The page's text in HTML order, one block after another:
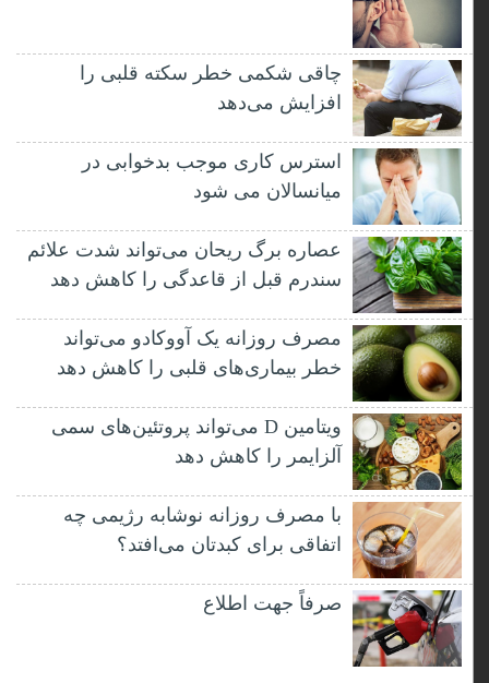
چاقی شکمی خطر سکته قلبی را
افزایش می‌دهد
استرس کاری موجب بدخوابی در
میانسالان می شود
عصاره برگ ریحان می‌تواند شدت علائم
سندرم قبل از قاعدگی را کاهش دهد
مصرف روزانه یک آووکادو می‌تواند
خطر بیماری‌های قلبی را کاهش دهد
ویتامین D می‌تواند پروتئین‌های سمی
آلزایمر را کاهش دهد
با مصرف روزانه نوشابه رژیمی چه
اتفاقی برای کبدتان می‌افتد؟
صرفاً جهت اطلاع